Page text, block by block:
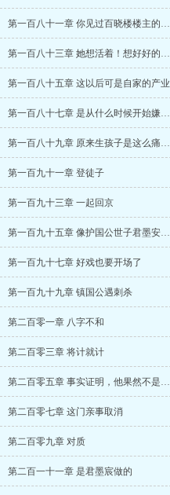
第一百八十一章 你见过百晓楼楼主的样子吗
第一百八十三章 她想活着！想好好的活着
第一百八十五章 这以后可是自家的产业
第一百八十七章 是从什么时候开始嫌弃了呢
第一百八十九章 原来生孩子是这么痛苦的事
第一百九十一章 登徒子
第一百九十三章 一起回京
第一百九十五章 像护国公世子君墨安这样的
第一百九十七章 好戏也要开场了
第一百九十九章 镇国公遇刺杀
第二百零一章 八字不和
第二百零三章 将计就计
第二百零五章 事实证明，他果然不是什么好
第二百零七章 这门亲事取消
第二百零九章 对质
第二百一十一章 是君墨宸做的